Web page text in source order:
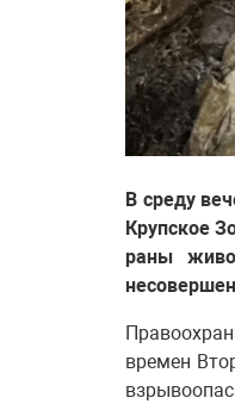
В среду
Крупское
раны
времен